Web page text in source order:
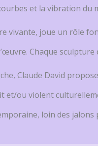
et la vibration du
vivante, joue un rôle
Chaque
Claude David
et/ou violent
loin des jalons